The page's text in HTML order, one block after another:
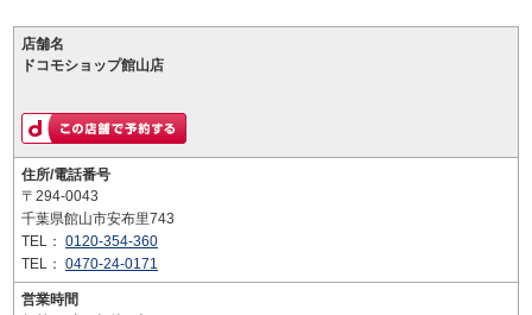
店舗名
ドコモショップ館山店
住所/電話番号
〒294-0043
千葉県館山市安布里743
TEL： 0120-354-360
TEL： 0470-24-0171
営業時間